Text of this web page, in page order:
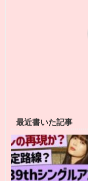
最近書いた記事